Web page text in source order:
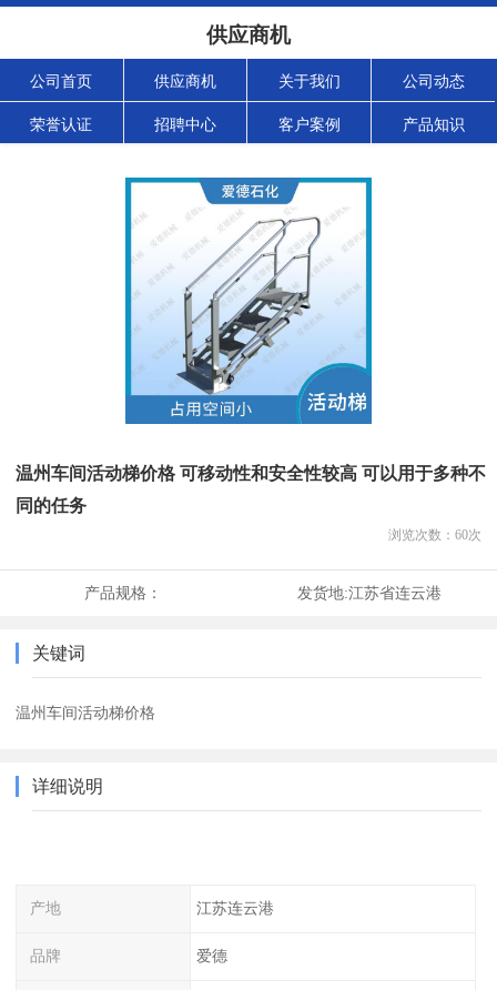
供应商机
公司首页 供应商机 关于我们 公司动态
荣誉认证 招聘中心 客户案例 产品知识
温州车间活动梯价格 可移动性和安全性较高 可以用于多种不
同的任务
浏览次数： 60次
产品规格： 发货地:江苏省连云港
关键词
温州车间活动梯价格
详细说明
产地 江苏连云港
品牌 爱德